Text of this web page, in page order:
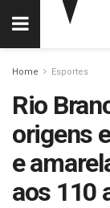
Home Esportes
Rio
origens
e
aos 110